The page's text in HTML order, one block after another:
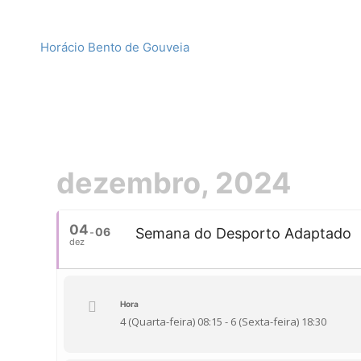
Horácio Bento de Gouveia
dezembro, 2024
04
dez
06 Semana do Desporto Adaptado
Hora
4 (Quarta-feira) 08:15 - 6 (Sexta-feira) 18:30